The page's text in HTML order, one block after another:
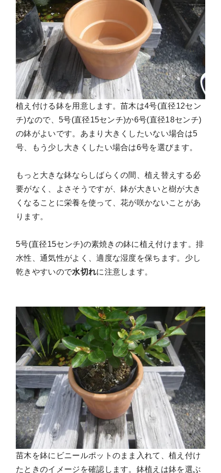
植え付ける鉢を用意します。苗木は4号(直径12セン
チ)なので、 5号(直径15センチ)か6号(直径18センチ)
の鉢がよいです。あまり大きくしたいない場合は5
号、もう少し大きくしたい場合は6号を選びます。
もっと大きな鉢ならしばらくの間、植え替えする必
要がなく、よさそうですが、鉢が大きいと樹が大き
くなることに栄養を使って、花が咲かないことがあ
ります。
5号(直径15センチ)の素焼きの鉢に植え付けます。排
水性、通気性がよく、適度な湿度を保ちます。少し
乾きやすいので水切れに注意します。
苗木を鉢にビニールポットのまま入れて、植え付け
たときのイメージを確認します。鉢植えは鉢を選ぶ